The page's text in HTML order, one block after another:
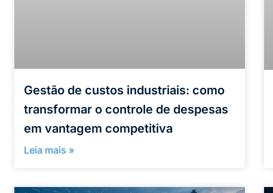
Gestão de custos industriais: como
transformar o controle de despesas
em vantagem competitiva
Leia mais »